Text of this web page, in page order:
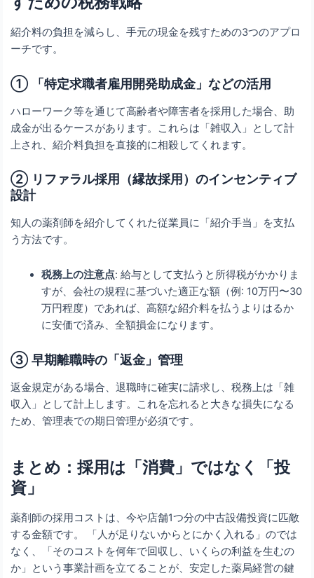
紹介料の負担を減らし、手元の現金を残すための3つのアプロ
ーチです。
① 「特定求職者雇用開発助成金」などの活用
ハローワーク等を通じて高齢者や障害者を採用した場合、助
成金が出るケースがあります。これらは「雑収入」として計
上され、紹介料負担を直接的に相殺してくれます。
② リファラル採用（縁故採用）のインセンティブ
設計
知人の薬剤師を紹介してくれた従業員に「紹介手当」を支払
う方法です。
税務上の注意点: 給与として支払うと所得税がかかりま
すが、会社の規程に基づいた適正な額（例: 10万円〜30
万円程度）であれば、高額な紹介料を払うよりはるか
に安価で済み、全額損金になります。
③ 早期離職時の「返金」管理
返金規定がある場合、退職時に確実に請求し、税務上は「雑
収入」として計上します。これを忘れると大きな損失になる
ため、管理表での期日管理が必須です。
まとめ：採用は「消費」ではなく「投
資」
薬剤師の採用コストは、今や店舗1つ分の中古設備投資に匹敵
する金額です。 「人が足りないからとにかく入れる」のでは
なく、「そのコストを何年で回収し、いくらの利益を生むの
か」という事業計画を立てることが、安定した薬局経営の鍵